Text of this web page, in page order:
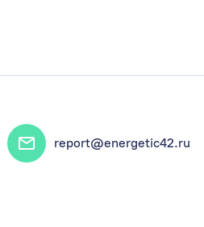
report@energetic42.ru